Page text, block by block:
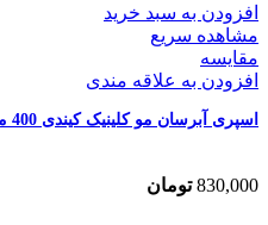
افزودن به سبد خرید
مشاهده سریع
مقایسه
افزودن به علاقه مندی
اسپری آبرسان مو کلینیک کیندی 400 میل
830,000 تومان